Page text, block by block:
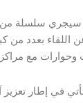
سلسلة من
اللقاء بعدد
تأتي في إطار